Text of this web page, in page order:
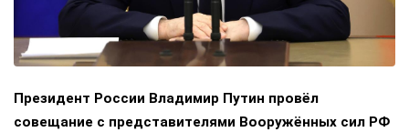
Президент России Владимир Путин провёл
совещание с представителями Вооружённых сил РФ